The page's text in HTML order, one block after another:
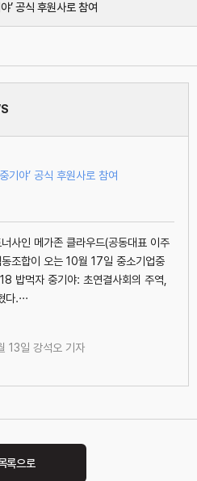
’ 공식 후원사로 참여
기야’ 공식 후원사로 참여
사인 메가존 클라우드(공동대표 이주
조합이 오는 10월 17일 중소기업중
밥먹자 중기야: 초연결사회의 주역,
.···
일 강석오 기자